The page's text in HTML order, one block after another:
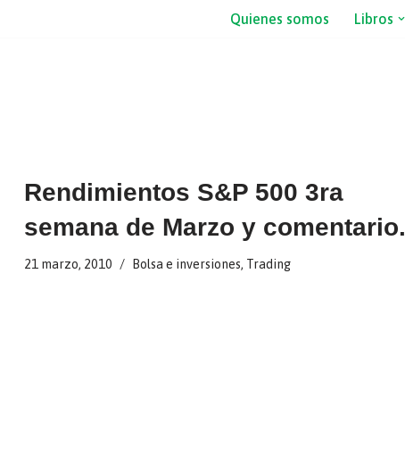
Quienes somos Libros
Rendimientos S&P 500 3ra
semana de Marzo y comentario.
21 marzo, 2010 Bolsa e inversiones, Trading